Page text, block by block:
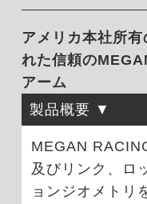
アメリカ本社所
れた信頼の
アーム
製品概要
MEGAN
及びリンク、ロ
ョンジオメトリ